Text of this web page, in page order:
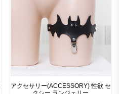
アクセサリー(ACCESSORY) 性欲 セ